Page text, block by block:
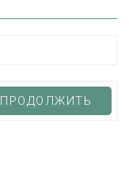
ПРОДОЛЖИТЬ